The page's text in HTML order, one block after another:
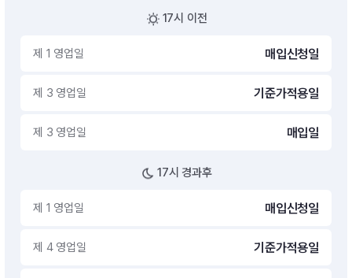
17시 이전
제 1 영업일 매입신청일
제 3 영업일 기준가적용일
제 3 영업일 매입일
17시 경과후
제 1 영업일 매입신청일
제 4 영업일 기준가적용일